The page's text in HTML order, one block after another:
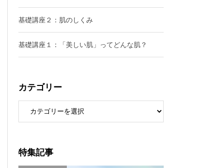
基礎講座２：肌のしくみ
基礎講座１：「美しい肌」ってどんな肌？
カテゴリー
特集記事